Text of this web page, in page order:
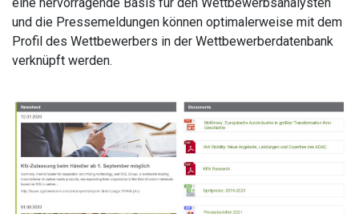
und die Pressemeldungen können optimalerweise mit dem
Profil des Wettbewerbers in der Wettbewerberdatenbank
verknüpft werden.